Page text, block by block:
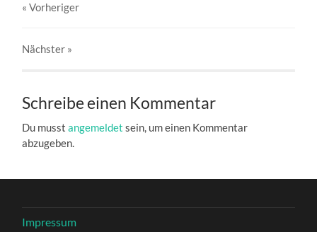
« Vorheriger
Nächster »
Schreibe einen Kommentar
Du musstangemeldet sein, um einen Kommentar
abzugeben.
Impressum